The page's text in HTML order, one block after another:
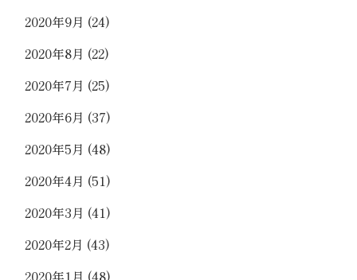
2020年9月 (24)
2020年8月 (22)
2020年7月 (25)
2020年6月 (37)
2020年5月 (48)
2020年4月 (51)
2020年3月 (41)
2020年2月 (43)
2020年1月 (48)